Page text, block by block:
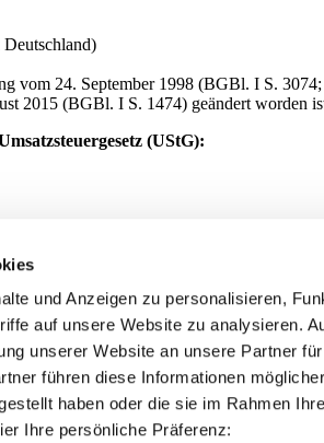
und Anzeigen zu personalisieren,
auf unsere Website zu analysieren.
unserer Website an unsere Partner
führen diese Informationen
haben oder die sie im Rahmen
Ihre persönliche Präferenz:
vom 24. September 1998 (BGBl. I S.
2015 (BGBl. I S. 1474) geändert worden
(UStG):
der Technologie der janolaw GmbH.